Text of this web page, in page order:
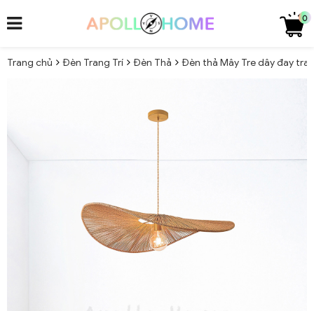
0
Trang chủ Đèn Trang Trí Đèn Thả Đèn thả Mây Tre dây đay